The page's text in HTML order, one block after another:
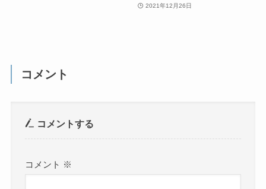
2021年12月26日
コメント
コメントする
コメント ※